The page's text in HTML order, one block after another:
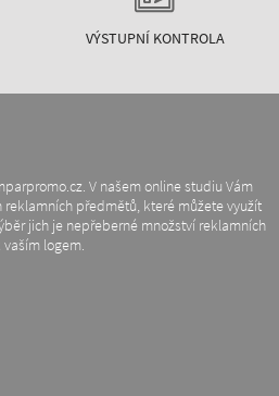
VÝSTUPNÍ KONTROLA
V našem online studiu Vám
předmětů, které můžete využít
jich je nepřeberné množství reklamních
logem.